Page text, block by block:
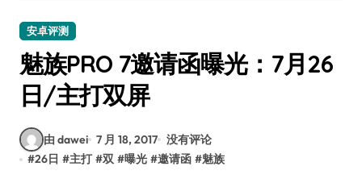
安卓评测
魅族PRO 7邀请函曝光：7月26
日/主打双屏
由 dawei 7 月 18, 2017 没有评论
#26日 #主打 #双 #曝光 #邀请函 #魅族